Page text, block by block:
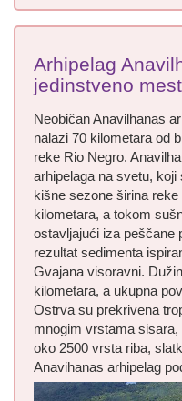
Arhipelag
jedinstveno
Neobičan Anavilhanas
nalazi 70 kilometara od
reke Rio Negro.
arhipelaga na svetu,
kišne sezone širina
kilometara, a tokom
ostavljajući iza peščane
rezultat sedimenta
Gvajana visoravni.
kilometara, a ukupna
Ostrva su prekrivena
mnogim vrstama
oko 2500 vrsta riba,
Anavihanas arhipelag